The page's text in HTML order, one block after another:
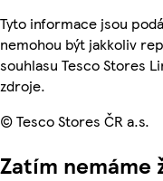
Tyto informace jsou
nemohou být jakkoliv
souhlasu Tesco Stores
zdroje.
© Tesco Stores ČR a.s.
Zatím nemáme